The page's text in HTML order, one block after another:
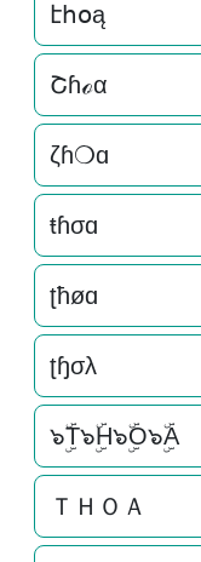
էհօą
Շɦℴα
ζɦ❍ɑ
ŧɦσɑ
ʈħøɑ
ʈɧσλ
๖ۣۜT๖ۣۜH๖ۣۜO๖ۣۜA
ＴＨＯＡ